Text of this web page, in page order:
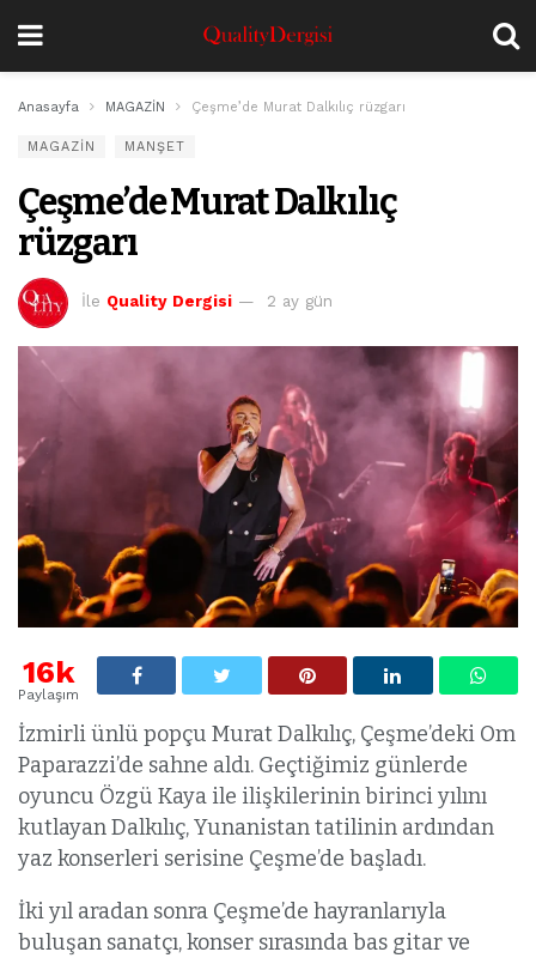
Anasayfa MAGAZİN Çeşme’de Murat Dalkılıç rüzgarı
MAGAZİN MANŞET
Çeşme’de Murat Dalkılıç
rüzgarı
İle Quality Dergisi 2 ay gün
16k
Paylaşım
İzmirli ünlü popçu Murat Dalkılıç, Çeşme’deki Om
Paparazzi’de sahne aldı. Geçtiğimiz günlerde
oyuncu Özgü Kaya ile ilişkilerinin birinci yılını
kutlayan Dalkılıç, Yunanistan tatilinin ardından
yaz konserleri serisine Çeşme’de başladı.
İki yıl aradan sonra Çeşme’de hayranlarıyla
buluşan sanatçı, konser sırasında bas gitar ve